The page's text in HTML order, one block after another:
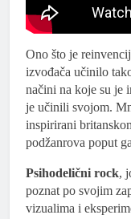
Ono što je
izvođača učinilo
načini na koje su je
je učinili svojom.
inspirirani
podžanrova poput
Psihodelični rock,
poznat po svojim
vizualima i